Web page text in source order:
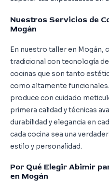
Nuestros Servicios de
Mogán
En nuestro taller en Mogán,
tradicional con tecnología
cocinas que son tanto
como altamente
produce con cuidado
primera calidad y técnicas
durabilidad y elegancia en
cada cocina sea una
estilo y personalidad.
Por Qué Elegir Abimir
en Mogán